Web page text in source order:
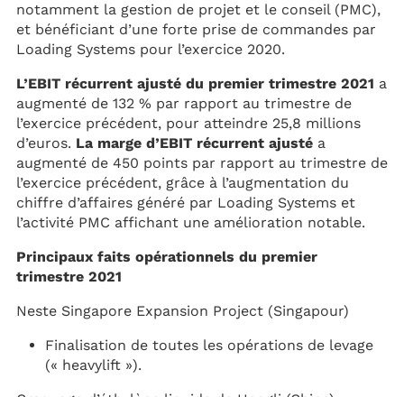
notamment la gestion de projet et le conseil (PMC),
et bénéficiant d’une forte prise de commandes par
Loading Systems pour l’exercice 2020.
L’EBIT récurrent ajusté du premier trimestre 2021 a
augmenté de 132 % par rapport au trimestre de
l’exercice précédent, pour atteindre 25,8 millions
d’euros. La marge d’EBIT récurrent ajusté a
augmenté de 450 points par rapport au trimestre de
l’exercice précédent, grâce à l’augmentation du
chiffre d’affaires généré par Loading Systems et
l’activité PMC affichant une amélioration notable.
Principaux faits opérationnels du premier
trimestre 2021
Neste Singapore Expansion Project (Singapour)
Finalisation de toutes les opérations de levage
(« heavylift »).